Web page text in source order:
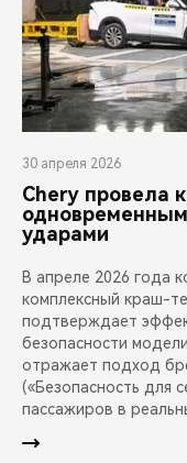
30 апреля 2026
Chery провела
ударами
В апреле 2026 года
комплексный краш-
подтверждает
безопасности
отражает подход
(«Безопасность для
пассажиров в